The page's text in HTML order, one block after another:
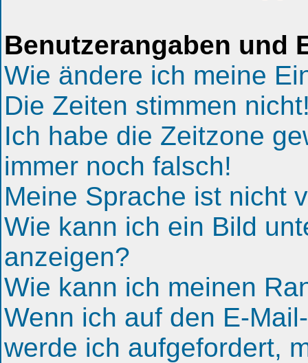
Benutzerangaben und
Wie ändere ich meine
Die Zeiten stimmen
Ich habe die Zeitzone
immer noch falsch!
Meine Sprache ist nicht
Wie kann ich ein Bild
anzeigen?
Wie kann ich meinen
Wenn ich auf den E-
werde ich aufgefordert,